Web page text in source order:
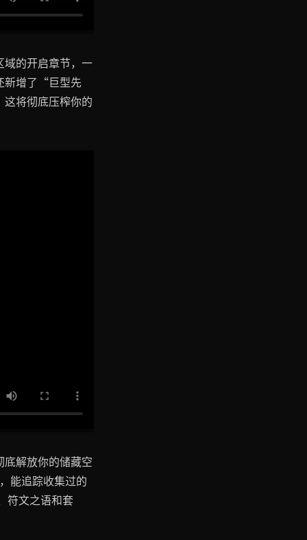
域的开启章节，一
新增了“巨型先
将彻底压榨你的
解放你的储藏空
能追踪收集过的
符文之语和套